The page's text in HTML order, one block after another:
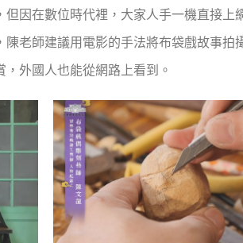
因在數位時代裡，大家人手一機直接
老師建議用電影的手法將布袋戲故事
外國人也能從網路上看到。